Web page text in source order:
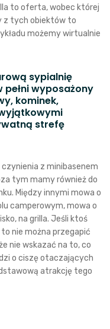
to oferta, wobec której
z tych obiektów to
możemy wirtualnie
sypialnię
wyposażony
kominek,
strefę
z minibasenem
tym mamy również do
Między innymi mowa o
camperowym, mowa o
na grilla. Jeśli ktoś
nie można przegapić
nie wskazać na to, co
o ciszę otaczających
atrakcję tego